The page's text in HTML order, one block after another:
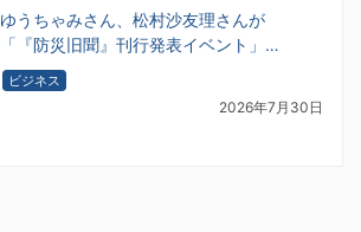
ゆうちゃみさん、松村沙友理さんが
「『防災旧聞』刊行発表イベント」…
ビジネス
2026年7月30日